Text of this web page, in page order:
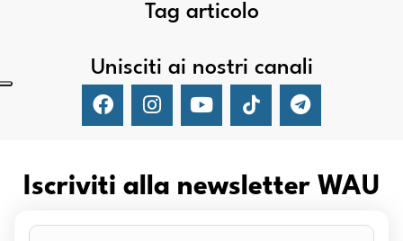
Tag articolo
Unisciti ai nostri canali
Iscriviti alla newsletter WAU